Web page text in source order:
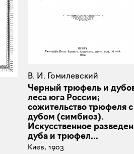
В. И. Гомилевский
Черный трюфель и
леса юга России;
сожительство трюфеля с
дубом (симбиоз).
Искусственное
дуба и трюфел...
Киев, 1903